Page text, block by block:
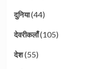
दुनिया(44)
देवरीकलाँ(105)
देश(55)